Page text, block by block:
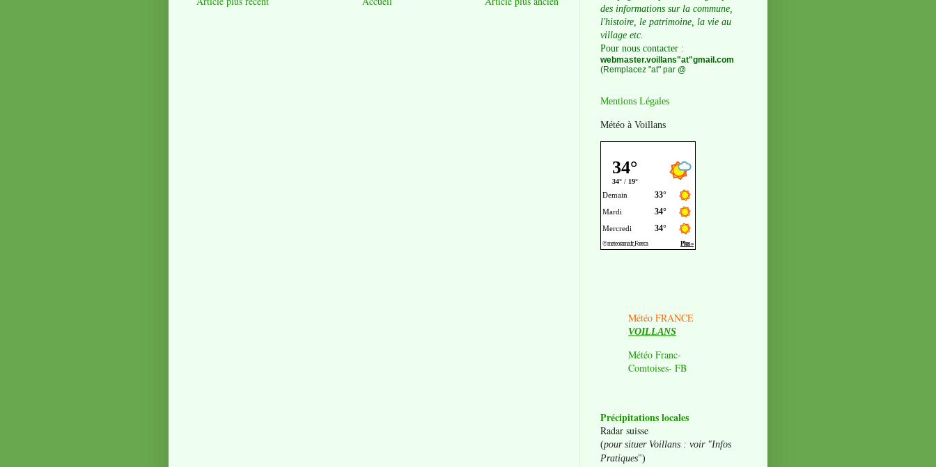
des informations sur la commune,
l'histoire, le patrimoine, la vie au
village etc.
Pour nous contacter :
webmaster.voillans"at"gmail.com
(Remplacez "at" par @
Mentions Légales
Météo à Voillans
Météo FRANCE
VOILLANS
Météo Franc-
Comtoises- FB
Précipitations locales
Radar suisse
(pour situer Voillans : voir "Infos
Pratiques")